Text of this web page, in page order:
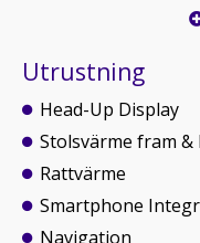
Utrustning
Head-Up Display
Stolsvärme fram &
Rattvärme
Smartphone
Navigation